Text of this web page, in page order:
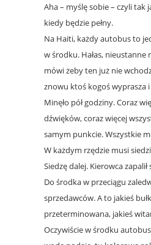
Aha – myślę sobie – czyli
kiedy będzie pełny.
Na Haiti, każdy autobus to
w środku. Hałas,
mówi żeby ten już nie
znowu ktoś kogoś wyprasza i
Minęło pół godziny. Coraz
dźwięków, coraz więcej
samym punkcie. Wszystkie
W każdym rzędzie musi
Siedzę dalej. Kierowca
Do środka w przeciągu
sprzedawców. A to jakieś
przeterminowana, jakieś
Oczywiście w środku